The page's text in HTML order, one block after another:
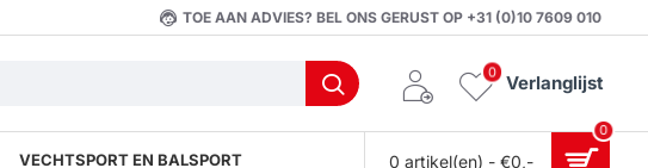
TOE AAN ADVIES? BEL ONS GERUST OP +31 (0)10 7609 010
Verlanglijst
0
VECHTSPORT EN BALSPORT 0 artikel(en) - €0,-
0